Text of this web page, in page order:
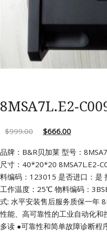
8MSA7L.E2-
$999.00 $666.00
品牌：B&R贝加莱 型号：
尺寸：40*20*20 8MSA7L.E2-
料编码：123015 是否进口：是
工作温度：25℃ 物料编码：
式: 水平安装售后服务质保一年
性能、高可靠性的工业自动化和
多读 ●可靠性和简单故障诊断程